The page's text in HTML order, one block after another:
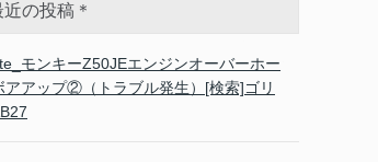
近の投稿＊
モンキーZ50JEエンジンオーバーホー
アアップ②（トラブル発生）[検索]ゴリ